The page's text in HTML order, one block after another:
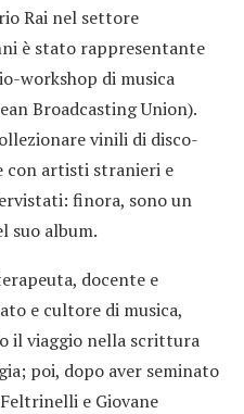
Rai nel settore
è stato rappresentante
workshop di musica
Broadcasting Union).
vinili di disco-
con artisti stranieri e
finora, sono un
suo album.
docente e
e cultore di musica,
il viaggio nella scrittura
poi, dopo aver seminato
e Giovane